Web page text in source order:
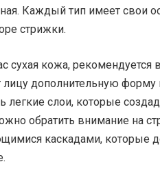
Каждый тип имеет свои
стрижки.
сухая кожа,
дополнительную форму
легкие слои, которые
обратить внимание на
каскадами, которые